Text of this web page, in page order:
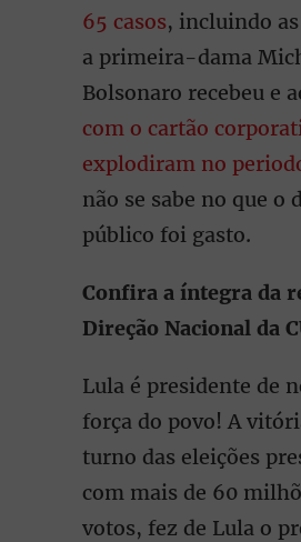
65 casos, incluindo
a primeira-dama
Bolsonaro recebeu e
com o cartão
explodiram no
não se sabe no que o
público foi gasto.
Confira a íntegra da
Direção Nacional da
Lula é presidente de
força do povo! A
turno das eleições
com mais de 60
votos, fez de Lula o